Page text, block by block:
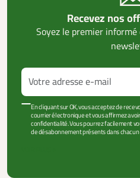
Recevez nos
Soyez le premier
En cliquant sur OK, vous acceptez de
courrier électronique et vous affirmez
confidentialité. Vous pourrez facilement
de désabonnement présents dans chacun